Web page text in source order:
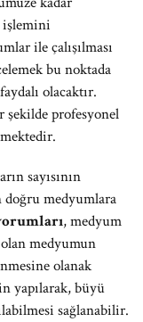
işlemini
ile çalışılması
bu noktada
olacaktır.
şekilde profesyonel
sayısının
doğru medyumlara
, medyum
medyumun
olanak
yapılarak, büyü
sağlanabilir.